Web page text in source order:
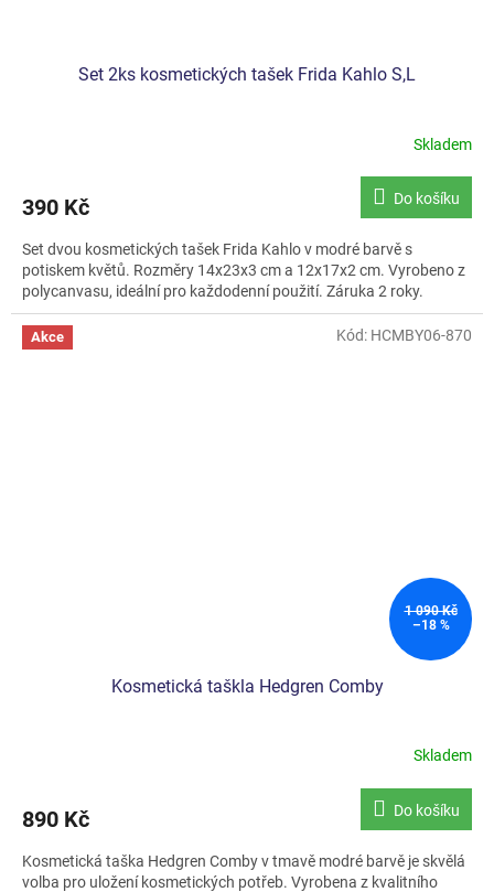
Set 2ks kosmetických tašek Frida Kahlo S,L
Skladem
390 Kč Do košíku
Set dvou kosmetických tašek Frida Kahlo v modré barvě s
potiskem květů. Rozměry 14x23x3 cm a 12x17x2 cm. Vyrobeno z
polycanvasu, ideální pro každodenní použití. Záruka 2 roky.
Akce
1 090 Kč
–18 %
Kosmetická taškla Hedgren Comby
Skladem
890 Kč Do košíku
Kosmetická taška Hedgren Comby v tmavě modré barvě je skvělá
volba pro uložení kosmetických potřeb. Vyrobena z kvalitního
Kód: HCMBY06-870